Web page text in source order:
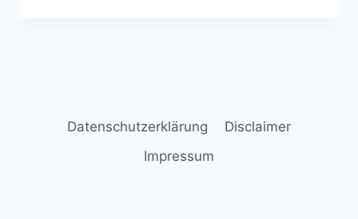
Datenschutzerklärung
Disclaimer
Impressum